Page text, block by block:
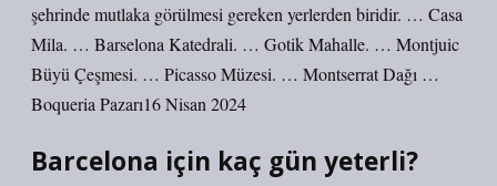
şehrinde mutlaka görülmesi gereken yerlerden biridir. … Casa
Mila. … Barselona Katedrali. … Gotik Mahalle. … Montjuic
Büyü Çeşmesi. … Picasso Müzesi. … Montserrat Dağı …
Boqueria Pazarı16 Nisan 2024
Barcelona için kaç gün yeterli?